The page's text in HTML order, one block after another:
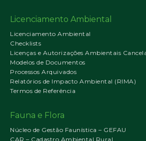
Licenciamento Ambiental
Licenciamento Ambiental
Checklists
Licenças e Autorizações Ambientais
Modelos de Documentos
Processos Arquivados
Relatórios de Impacto Ambiental (RIMA)
Termos de Referência
Fauna e Flora
Núcleo de Gestão Faunística – GEFAU
CAR – Cadastro Ambiental Rural